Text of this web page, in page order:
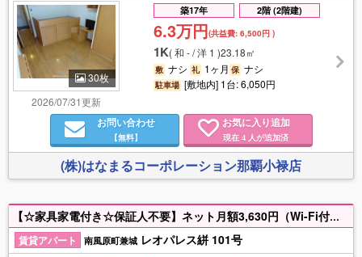
30枚
2026/07/31更新
築17年 2階 (2階建)
6.3万円(共益費:6,500円 )
1K(和 - / 洋 1 )23.18㎡
敷 ナシ 礼 1ヶ月保 ナシ
駐車場 [敷地内] 1台: 6,050円
お問い合わせ
【無料】
お気に入り追加
現在 4 人が追加済
(株)はなまるコーポレーション那覇小禄店
【☆家具家電付き☆保証人不要】ネット月額3,630円（Wi-Fi付き） 初期費用のご相談ならお任せください！！毎月の水道料無料♪ お問合せお待ちしておりますヽ(´▽｀)/
賃貸アパート
南風原町兼城 レオパレス絣 101号